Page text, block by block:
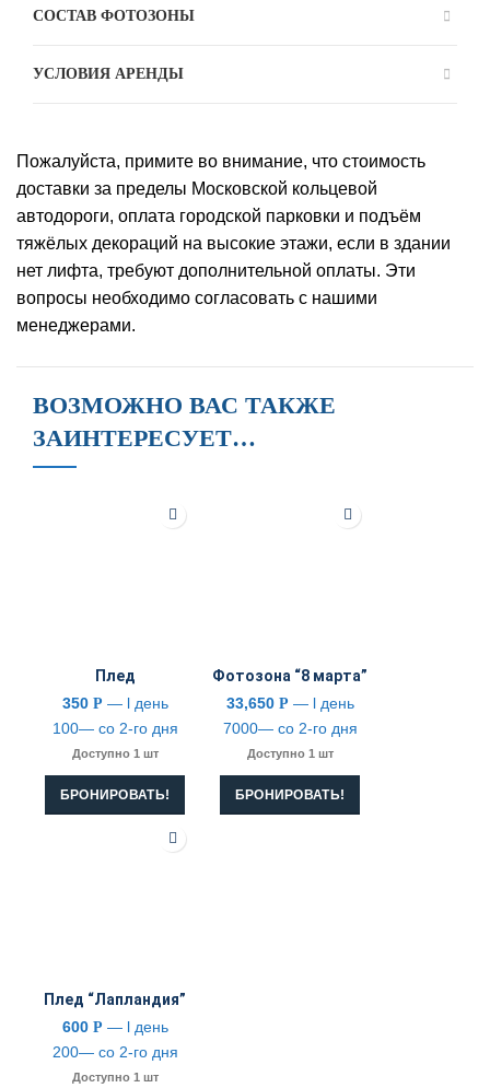
СОСТАВ ФОТОЗОНЫ
УСЛОВИЯ АРЕНДЫ
Пожалуйста, примите во внимание, что стоимость
доставки за пределы Московской кольцевой
автодороги, оплата городской парковки и подъём
тяжёлых декораций на высокие этажи, если в здании
нет лифта, требуют дополнительной оплаты. Эти
вопросы необходимо согласовать с нашими
менеджерами.
ВОЗМОЖНО ВАС ТАКЖЕ
ЗАИНТЕРЕСУЕТ…
Плед
350 Р — l день
100— со 2-го дня
Доступно 1 шт
БРОНИРОВАТЬ!
Фотозона “8 марта”
33,650 Р — l день
7000— со 2-го дня
Доступно 1 шт
БРОНИРОВАТЬ!
Плед “Лапландия”
600 Р — l день
200— со 2-го дня
Доступно 1 шт